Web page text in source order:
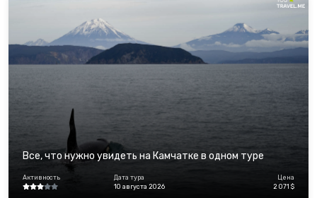
Все, что нужно увидеть на Камчатке в одном туре
Активность
Дата тура
10 августа 2026
Цена
2 071 $